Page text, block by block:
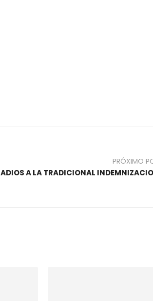
PRÓXIMO
ADIOS A LA TRADICIONAL